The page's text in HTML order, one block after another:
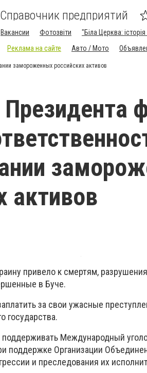
Справочник предприятий
Вакансии Фотозвіти "Біла Церква:
Реклама на сайте Авто / Мото
замороженных российских активов
активов
привело к смертям,
в Буче.
за свои ужасные
государства.
Международный
поддержке Организации
и преследования их